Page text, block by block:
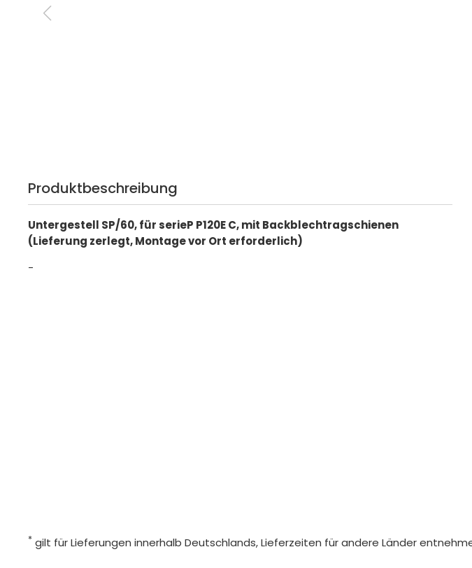
Produktbeschreibung
Untergestell SP/60, für serieP P120E C, mit Backblechtragschienen
(Lieferung zerlegt, Montage vor Ort erforderlich)
-
* gilt für Lieferungen innerhalb Deutschlands, Lieferzeiten für andere Länder